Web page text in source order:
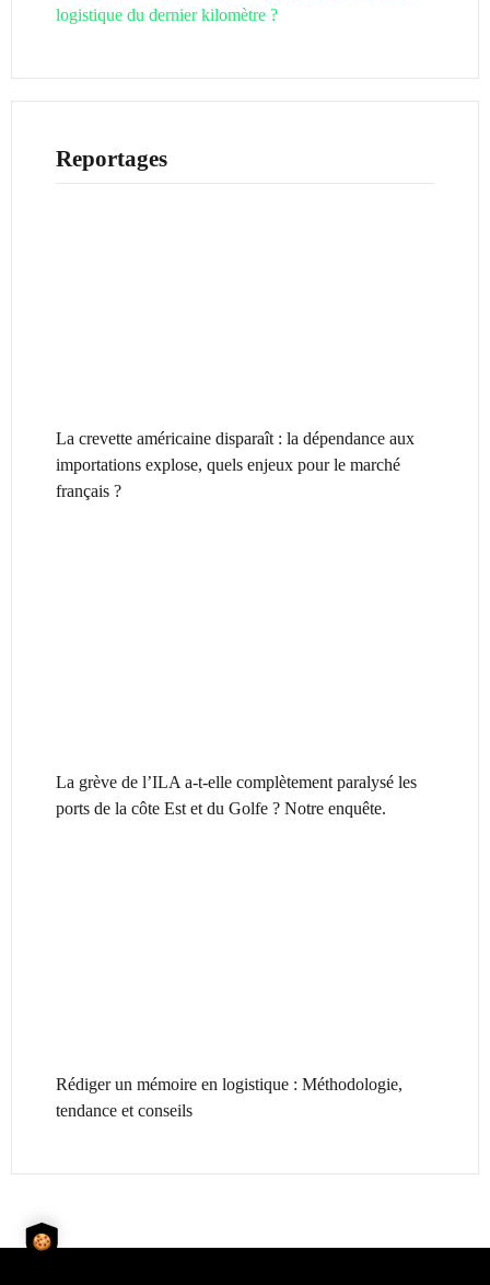
logistique du dernier kilomètre ?
Reportages
La crevette américaine disparaît : la dépendance aux
importations explose, quels enjeux pour le marché
français ?
La grève de l’ILA a-t-elle complètement paralysé les
ports de la côte Est et du Golfe ? Notre enquête.
Rédiger un mémoire en logistique : Méthodologie,
tendance et conseils